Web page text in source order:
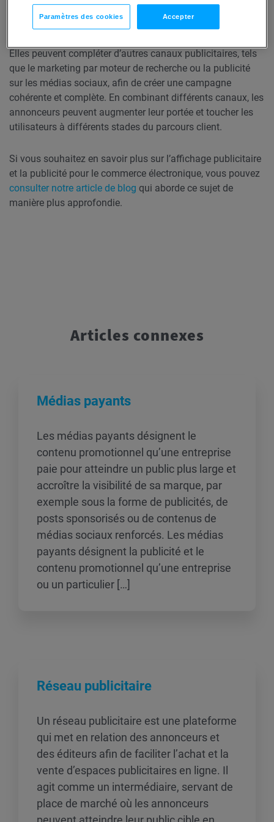
Les publicités par affichage sont souvent utilisées dans le
Elles peuvent compléter d’autres canaux publicitaires, tels
que le marketing par moteur de recherche ou la publicité
sur les médias sociaux, afin de créer une campagne
cohérente et complète. En combinant différents canaux, les
annonceurs peuvent augmenter leur portée et toucher les
utilisateurs à différents stades du parcours client.
Si vous souhaitez en savoir plus sur l’affichage publicitaire
et la publicité pour le commerce électronique, vous pouvez
consulter notre article de blog qui aborde ce sujet de
manière plus approfondie.
Articles connexes
Médias payants
Les médias payants désignent le
contenu promotionnel qu’une entreprise
paie pour atteindre un public plus large et
accroître la visibilité de sa marque, par
exemple sous la forme de publicités, de
posts sponsorisés ou de contenus de
médias sociaux renforcés. Les médias
payants désignent la publicité et le
contenu promotionnel qu’une entreprise
ou un particulier […]
Réseau publicitaire
Un réseau publicitaire est une plateforme
qui met en relation des annonceurs et
des éditeurs afin de faciliter l’achat et la
vente d’espaces publicitaires en ligne. Il
agit comme un intermédiaire, servant de
place de marché où les annonceurs
Paramètres des cookies Accepter